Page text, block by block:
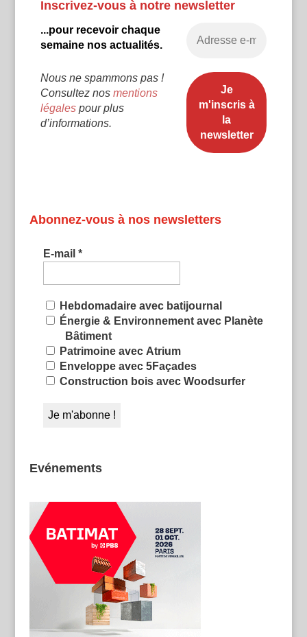
Inscrivez-vous à notre newsletter
...pour recevoir chaque
semaine nos actualités.
Nous ne spammons pas !
Consultez nos mentions
légalespour plus
d’informations.
Abonnez-vous à nos newsletters
E-mail *
Hebdomadaire avec batijournal
Énergie & Environnement avec Planète
Bâtiment
Patrimoine avec Atrium
Enveloppe avec 5Façades
Construction bois avec Woodsurfer
Evénements